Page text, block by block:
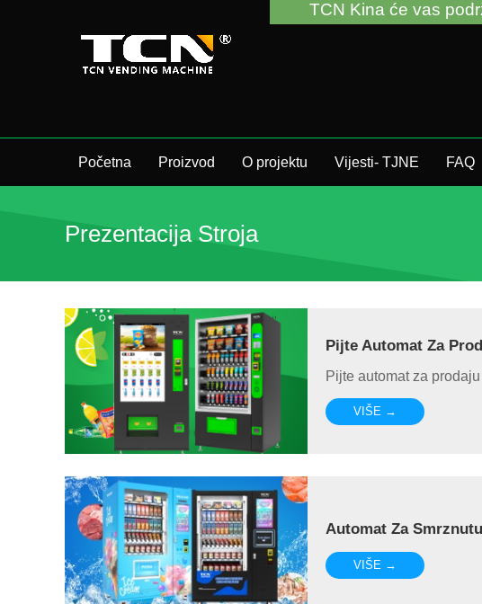
Početna Proizvod O projektu Vijesti- TJNE FAQ
Prezentacija Stroja
Pijte Automat Za
Pijte automat za prodaju
VIŠE →
Automat Za
VIŠE →
TCN Kina će vas podržati